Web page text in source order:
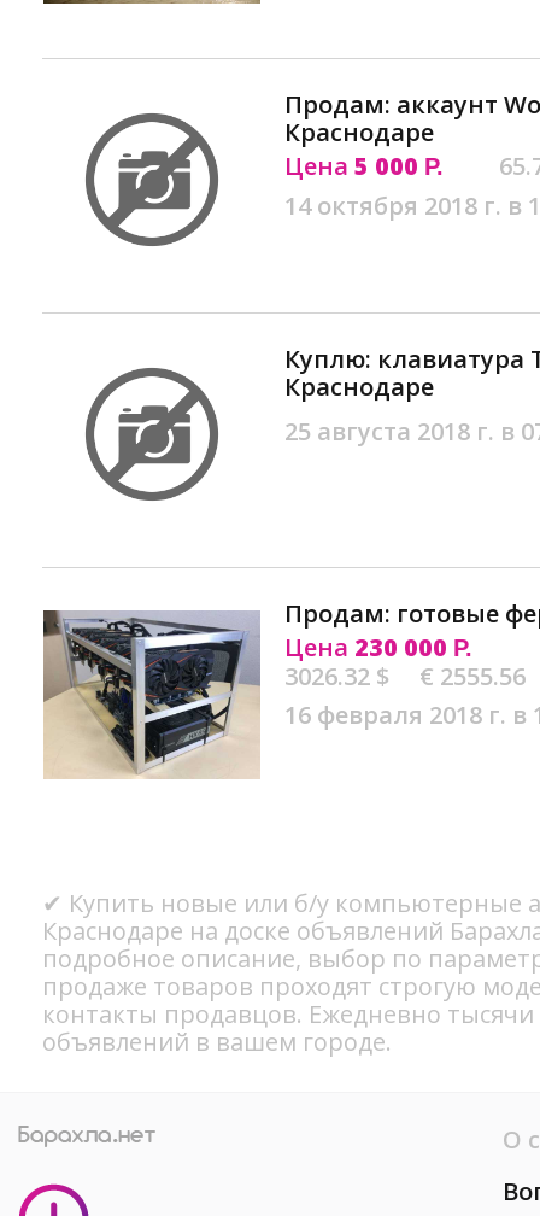
Продам: аккаунт
Краснодаре
Цена 5 000 Р.
14 октября 2018 г. в
Куплю: клавиатура
Краснодаре
25 августа 2018 г. в
Продам: готовые
Цена 230 000 Р.
3026.32 $
€ 2555.56
16 февраля 2018 г. в
✔ Купить новые или б/у компьютерные
Краснодаре на доске объявлений
подробное описание, выбор по
продаже товаров проходят строгую
контакты продавцов. Ежедневно
объявлений в вашем городе.
О